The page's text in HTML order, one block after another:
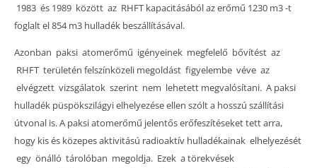
1983 és 1989 között az RHFT kapacitásából az erőmű 1230 m3 -t
foglalt el 854 m3 hulladék beszállításával.
Azonban paksi atomerőmű igényeinek megfelelő bővítést az
RHFT területén felszínközeli megoldást figyelembe véve az
elvégzett vizsgálatok szerint nem lehetett megvalósítani. A paksi
hulladék püspökszilágyi elhelyezése ellen szólt a hosszú szállítási
útvonal is. A paksi atomerőmű jelentős erőfeszítéseket tett arra,
hogy kis és közepes aktivitású radioaktív hulladékainak elhelyezését
egy önálló tárolóban megoldja. Ezek a törekvések